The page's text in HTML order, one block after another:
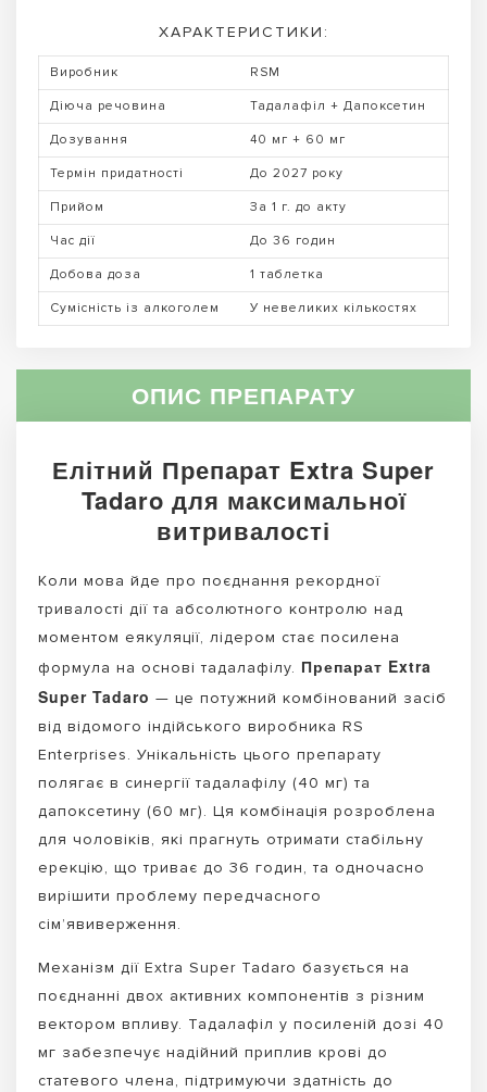
ХАРАКТЕРИСТИКИ:
Виробник RSM
Діюча речовина Тадалафіл + Дапоксетин
Дозування 40 мг + 60 мг
Термін придатності До 2027 року
Прийом За 1 г. до акту
Час дії До 36 годин
Добова доза 1 таблетка
Сумісність із алкоголем У невеликих кількостях
ОПИС ПРЕПАРАТУ
Елітний Препарат Extra Super
Tadaro для максимальної
витривалості
Коли мова йде про поєднання рекордної
тривалості дії та абсолютного контролю над
моментом еякуляції, лідером стає посилена
формула на основі тадалафілу. Препарат Extra
Super Tadaro — це потужний комбінований засіб
від відомого індійського виробника RS
Enterprises. Унікальність цього препарату
полягає в синергії тадалафілу (40 мг) та
дапоксетину (60 мг). Ця комбінація розроблена
для чоловіків, які прагнуть отримати стабільну
ерекцію, що триває до 36 годин, та одночасно
вирішити проблему передчасного
сім’явиверження.
Механізм дії Extra Super Tadaro базується на
поєднанні двох активних компонентів з різним
вектором впливу. Тадалафіл у посиленій дозі 40
мг забезпечує надійний приплив крові до
статевого члена, підтримуючи здатність до